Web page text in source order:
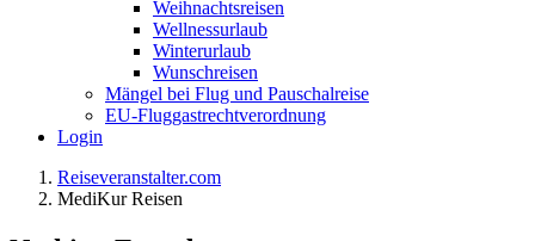
Weihnachtsreisen
Wellnessurlaub
Winterurlaub
Wunschreisen
Mängel bei Flug und Pauschalreise
EU-Fluggastrechtverordnung
Login
Reiseveranstalter.com
MediKur Reisen